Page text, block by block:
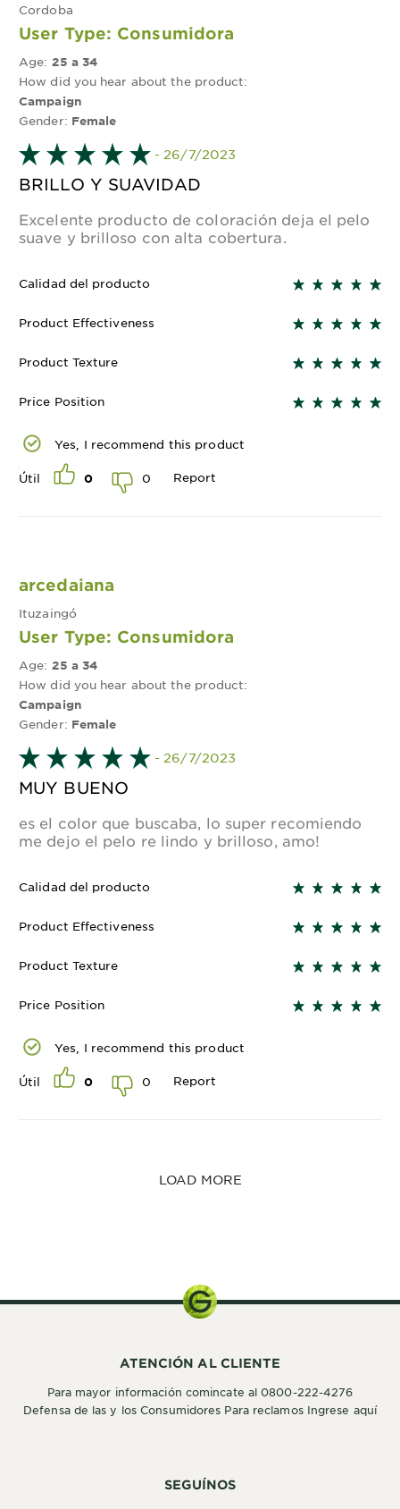
Cordoba
User Type: Consumidora
Age: 25 a 34
How did you hear about the product:
Campaign
Gender: Female
- 26/7/2023
BRILLO Y SUAVIDAD
Excelente producto de coloración deja el pelo
suave y brilloso con alta cobertura.
Calidad del producto
Product Effectiveness
Product Texture
Price Position
Yes, I recommend this product
Útil 0 0 Report
arcedaiana
Ituzaingó
User Type: Consumidora
Age: 25 a 34
How did you hear about the product:
Campaign
Gender: Female
- 26/7/2023
MUY BUENO
es el color que buscaba, lo super recomiendo
me dejo el pelo re lindo y brilloso, amo!
Calidad del producto
Product Effectiveness
Product Texture
Price Position
Yes, I recommend this product
Útil 0 0 Report
LOAD MORE
SEGUÍNOS
ATENCIÓN AL CLIENTE
Para mayor información comincate al 0800-222-4276
Defensa de las y los Consumidores Para reclamos Ingrese aquí